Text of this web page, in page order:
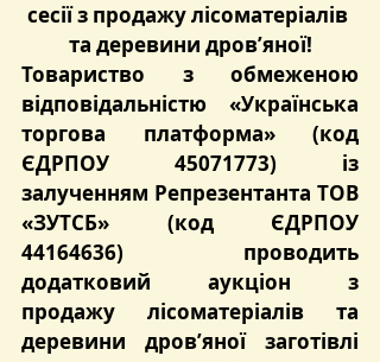
сесії з продажу лісоматеріалів
та деревини дров’яної!
Товариство з обмеженою
відповідальністю «Українська
торгова платформа» (код
ЄДРПОУ 45071773) із
залученням Репрезентанта ТОВ
«ЗУТСБ» (код ЄДРПОУ
44164636) проводить
додатковий аукціон з
продажу лісоматеріалів та
деревини дров’яної заготівлі